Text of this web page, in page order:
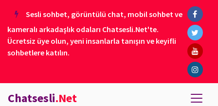
Sesli sohbet, görüntülü chat, mobil sohbet ve
kameralı arkadaşlık odaları Chatsesli.Net'te.
Ücretsiz üye olun, yeni insanlarla tanışın ve keyifli
sohbetlere katılın.
Chatsesli.Net